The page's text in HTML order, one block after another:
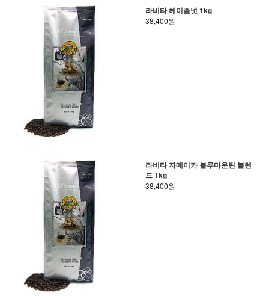
라비타 헤이즐넛 1kg
38,400원
라비타 자메이카 블루마운틴 블렌
드 1kg
38,400원